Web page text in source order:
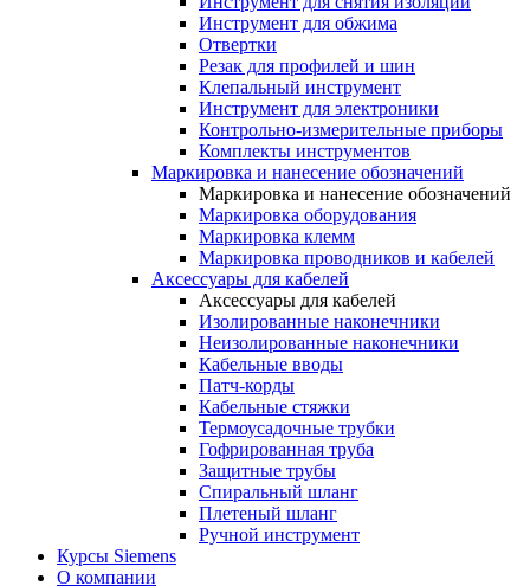
Инструмент для обжима
Отвертки
Резак для профилей и шин
Клепальный инструмент
Инструмент для электроники
Контрольно-измерительные приборы
Комплекты инструментов
Маркировка и нанесение обозначений
Маркировка и нанесение обозначений
Маркировка оборудования
Маркировка клемм
Маркировка проводников и кабелей
Аксессуары для кабелей
Аксессуары для кабелей
Изолированные наконечники
Неизолированные наконечники
Кабельные вводы
Патч-корды
Кабельные стяжки
Термоусадочные трубки
Гофрированная труба
Защитные трубы
Спиральный шланг
Плетеный шланг
Ручной инструмент
Курсы Siemens
О компании